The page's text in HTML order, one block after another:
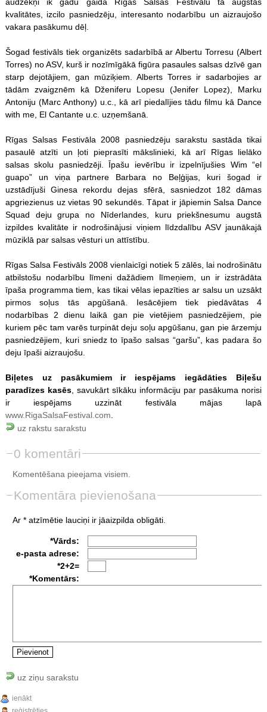
kvalitātes, izcilo pasniedzēju, interesanto nodarbību un aizraujošo
vakara pasākumu dēļ.
Šogad festivāls tiek organizēts sadarbībā ar Albertu Torresu (Albert
Torres) no ASV, kurš ir nozīmīgākā figūra pasaules salsas dzīvē gan
starp dejotājiem, gan mūziķiem. Alberts Torres ir sadarbojies ar
tādām zvaigznēm kā Dženiferu Lopesu (Jenifer Lopez), Marku
Antoniju (Marc Anthony) u.c., kā arī piedalījies tādu filmu kā Dance
with me, El Cantante u.c. uzņemšanā.
Rīgas Salsas Festivāla 2008 pasniedzēju sarakstu sastāda tikai
pasaulē atzīti un ļoti pieprasīti mākslinieki, kā arī Rīgas lielāko
salsas skolu pasniedzēji. Īpašu ievērību ir izpelnījušies Wim “el
guapo” un viņa partnere Barbara no Beļģijas, kuri šogad ir
uzstādījuši Ginesa rekordu dejas sfērā, sasniedzot 182 dāmas
apgriezienus uz vietas 90 sekundēs. Tāpat ir jāpiemin Salsa Dance
Squad deju grupa no Nīderlandes, kuru priekšnesumu augstā
izpildes kvalitāte ir nodrošinājusi viņiem līdzdalību ASV jaunākajā
mūziklā par salsas vēsturi un attīstību.
Rīgas Salsa Festivāls 2008 vienlaicīgi notiek 5 zālēs, lai nodrošinātu
atbilstošu nodarbību līmeni dažādiem līmeņiem, un ir izstrādāta
īpaša programma tiem, kas tikai vēlas iepazīties ar salsu un uzsākt
pirmos soļus tās apgūšanā. Iesācējiem tiek piedāvātas 4
nodarbības 2 dienu laikā gan pie vietējiem pasniedzējiem, pie
kuriem pēc tam varēs turpināt deju soļu apgūšanu, gan pie ārzemju
pasniedzējiem, kuri sniedz to īpašo salsas “garšu”, kas padara šo
deju īpaši aizraujošu.
Biļetes uz pasākumiem ir iespējams iegādāties Biļešu
paradīzes kasēs, savukārt sīkāku informāciju par pasākuma norisi
ir iespējams uzzināt festivāla mājas lapā
www.RigaSalsaFestival.com
uz rakstu sarakstu
0 komentāri
Komentēšana pieejama visiem.
Komentāra pievienošana
Ar * atzīmētie lauciņi ir jāaizpilda obligāti.
*Vārds:
e-pasta adrese:
*2+2=
*Komentārs:
uz ziņu sarakstu
ienākt